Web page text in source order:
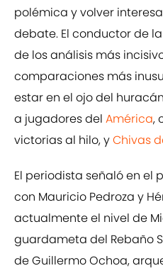
polémica y volver
debate. El conductor de
de los análisis más
comparaciones más
estar en el ojo del
a jugadores del América,
victorias al hilo, yChivas
El periodista señaló en el
con Mauricio Pedroza y
actualmente el nivel de
guardameta del Rebaño
de Guillermo Ochoa,